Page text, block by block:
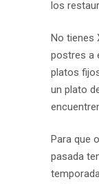
los
No tienes
postres a
platos
un plato
Para que
pasada